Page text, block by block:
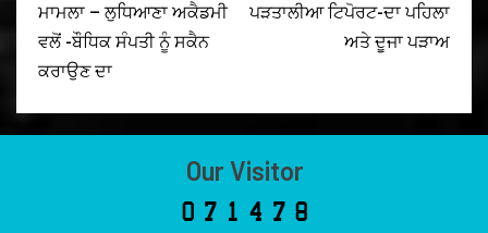
ਮਾਮਲਾ – ਲੁਧਿਆਣਾ ਅਕੈਡਮੀ
ਵਲੋਂ -ਬੌਧਿਕ ਸੰਪਤੀ ਨੂੰ ਸਕੈਨ
ਕਰਾਉਣ ਦਾ
ਪੜਤਾਲੀਆ ਟਿਪੋਰਟ-ਦਾ ਪਹਿਲਾ
ਅਤੇ ਦੂਜਾ ਪੜਾਅ
Our Visitor